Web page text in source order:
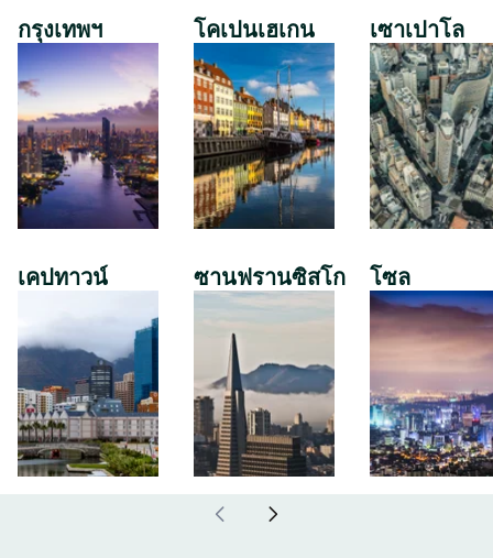
กรุงเทพฯ
เคปทาวน์
โคเปนเฮเกน
ซานฟรานซิสโก
เซาเปาโล
โซล